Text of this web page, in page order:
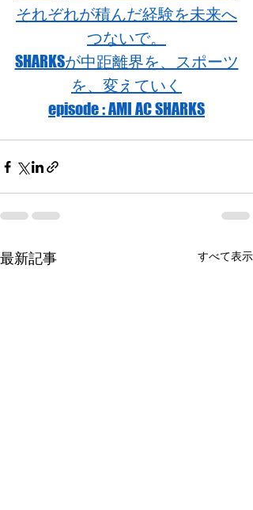
それぞれが積んだ経験を未来へ
つないで。
SHARKSが中距離界を、スポーツ
を、変えていく
episode : AMI AC SHARKS
最新記事 すべて表示